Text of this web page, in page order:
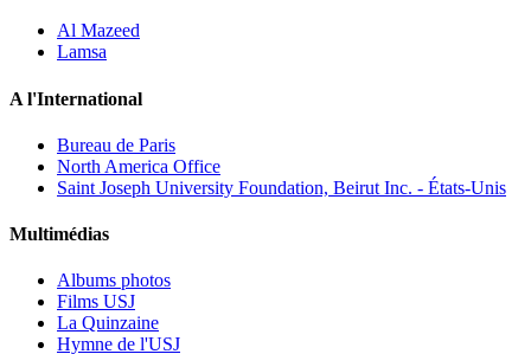
Al Mazeed
Lamsa
A l'International
Bureau de Paris
North America Office
Saint Joseph University Foundation, Beirut Inc. - États-Unis
Multimédias
Albums photos
Films USJ
La Quinzaine
Hymne de l'USJ